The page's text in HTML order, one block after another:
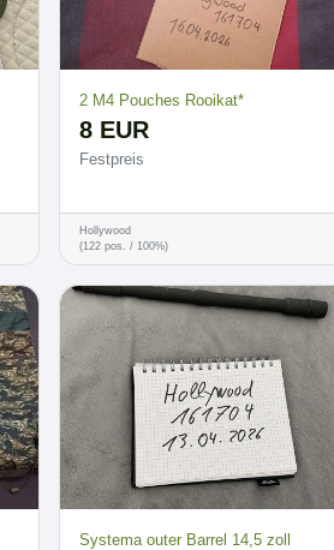
2 M4 Pouches Rooikat*
8 EUR
Festpreis
Hollywood
(122 pos. / 100%)
Systema outer Barrel 14,5 zoll